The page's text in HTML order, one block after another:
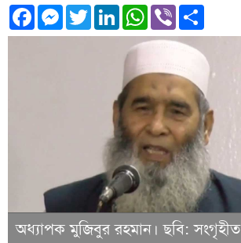
Facebook
Messenger
TwitterLinkedInWhatsApp
Viber
অধ্যাপক মুজিবুর রহমান। ছবি: সংগৃহীত